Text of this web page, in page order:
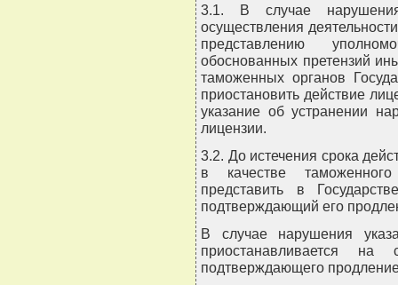
3.1. В случае
осуществления
представлению
обоснованных претензий
таможенных органов
приостановить действие
указание об устранении
лицензии.
3.2. До истечения срока
в качестве
представить в
подтверждающий его
В случае нарушения
приостанавливается на
подтверждающего